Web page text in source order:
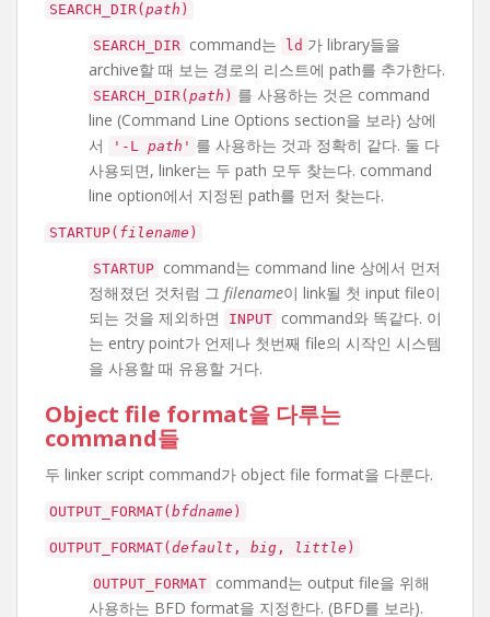
SEARCH_DIR( path )
SEARCH_DIR command는 ld 가 library들을
archive할 때 보는 경로의 리스트에 path를 추가한다.
SEARCH_DIR( path ) 를 사용하는 것은 command
line (Command Line Options section을 보라) 상에
서
'-L path ' 를 사용하는 것과 정확히 같다. 둘 다
사용되면, linker는 두 path 모두 찾는다. command
line option에서 지정된 path를 먼저 찾는다.
STARTUP( filename )
STARTUP command는 command line 상에서 먼저
정해졌던 것처럼 그 filename이 link될 첫 input file이
되는 것을 제외하면
INPUT command와 똑같다. 이
는 entry point가 언제나 첫번째 file의 시작인 시스템
을 사용할 때 유용할 거다.
Object file format을 다루는
command들
두 linker script command가 object file format을 다룬다.
OUTPUT_FORMAT( bfdname )
OUTPUT_FORMAT( default , big , little )
OUTPUT_FORMAT command는 output file을 위해
사용하는 BFD format을 지정한다. (BFD를 보라).